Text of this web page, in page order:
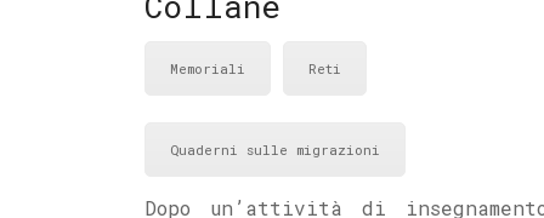
Memoriali Reti
Quaderni sulle migrazioni
Dopo un’attività di